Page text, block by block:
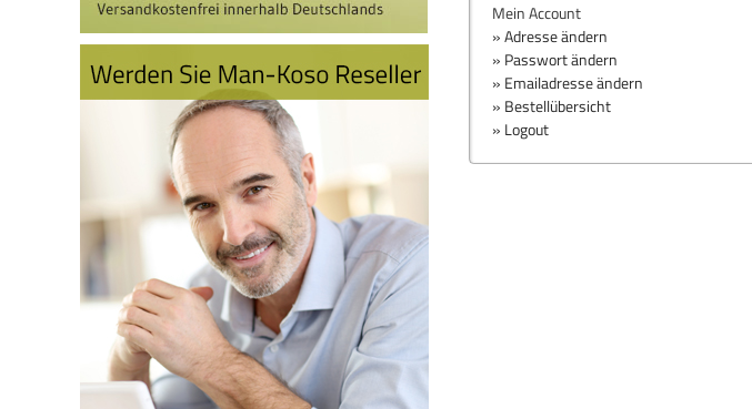
Mein Account
» Adresse ändern
» Passwort ändern
» Emailadresse ändern
» Bestellübersicht
» Logout